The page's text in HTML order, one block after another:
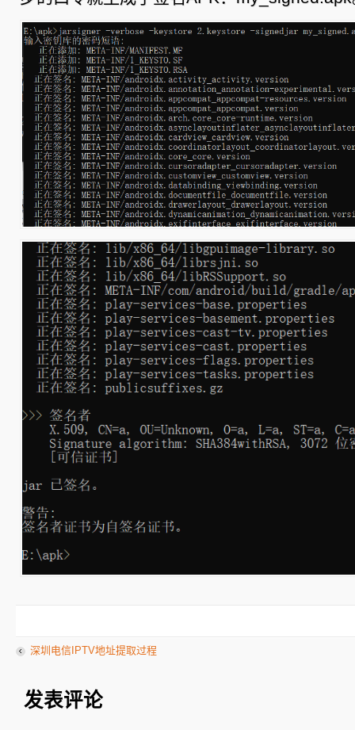
深圳电信IPTV地址提取过程
发表评论